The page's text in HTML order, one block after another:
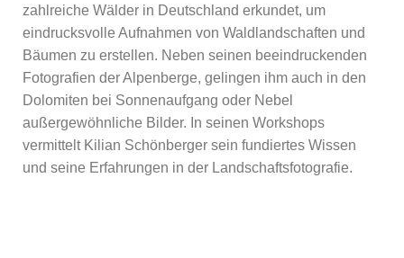
zahlreiche Wälder in Deutschland erkundet, um
eindrucksvolle Aufnahmen von Waldlandschaften und
Bäumen zu erstellen. Neben seinen beeindruckenden
Fotografien der Alpenberge, gelingen ihm auch in den
Dolomiten bei Sonnenaufgang oder Nebel
außergewöhnliche Bilder. In seinen Workshops
vermittelt Kilian Schönberger sein fundiertes Wissen
und seine Erfahrungen in der Landschaftsfotografie.